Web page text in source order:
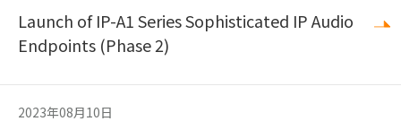
Launch of IP-A1 Series Sophisticated IP Audio
Endpoints (Phase 2)
2023年08月10日